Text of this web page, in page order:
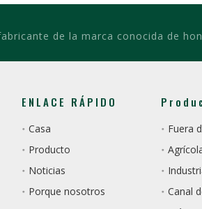
de la marca conocida de
ENLACE RÁPIDO
Casa
Producto
Noticias
Porque nosotros
Fuera
Canal